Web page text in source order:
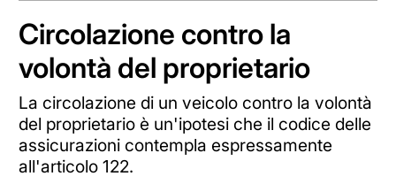
Circolazione contro la
volontà del proprietario
La circolazione di un veicolo contro la volontà
del proprietario è un'ipotesi che il codice delle
assicurazioni contempla espressamente
all'articolo 122.